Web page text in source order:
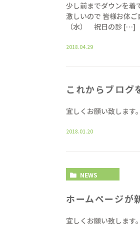
少し前までダウンを着
激しいので 皆様お体
（水） 祝日の診 […]
2018.04.29
これからブログ
宜しくお願い致します。
2018.01.20
NEWS
ホームページが
宜しくお願い致します。